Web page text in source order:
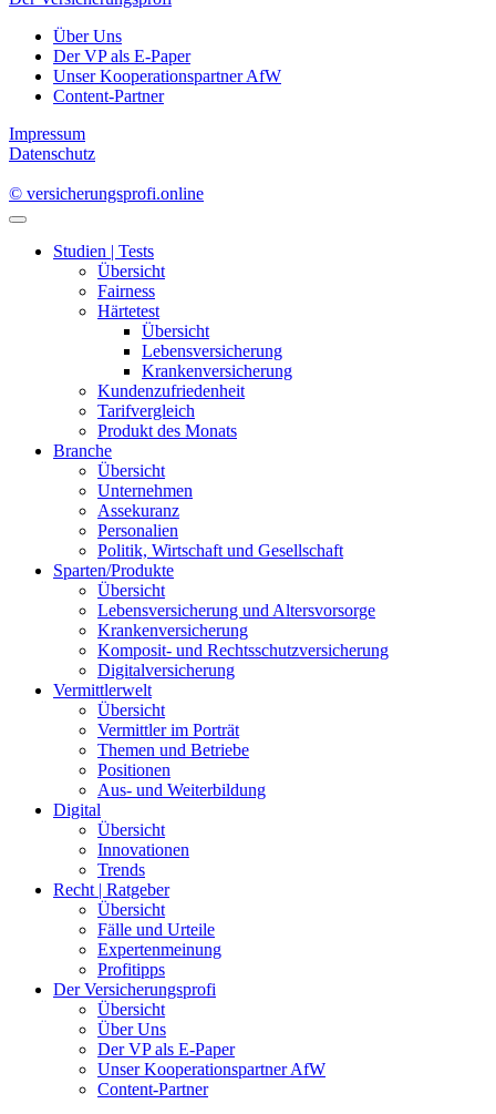
Impressum
Datenschutz
© versicherungsprofi.online
Studien | Tests
Fairness
Härtetest
Lebensversicherung
Krankenversicherung
Kundenzufriedenheit
Tarifvergleich
Produkt des Monats
Übersicht
Unternehmen
Assekuranz
Personalien
Politik, Wirtschaft und Gesellschaft
Sparten/Produkte
Übersicht
Lebensversicherung und Altersvorsorge
Krankenversicherung
Komposit- und Rechtsschutzversicherung
Digitalversicherung
Vermittlerwelt
Übersicht
Vermittler im Porträt
Themen und Betriebe
Positionen
Aus- und Weiterbildung
Digital
Übersicht
Innovationen
Trends
Recht | Ratgeber
Übersicht
Fälle und Urteile
Expertenmeinung
Profitipps
Der Versicherungsprofi
Übersicht
Über Uns
Der VP als E-Paper
Unser Kooperationspartner AfW
Content-Partner
Impressum
Datenschutz